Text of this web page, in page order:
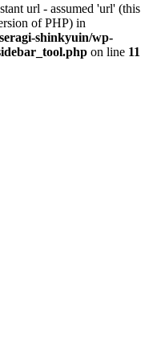
url - assumed 'url' (this
of PHP) in
shinkyuin/wp-
on line 11